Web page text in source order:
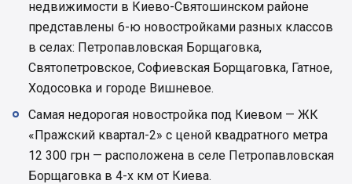
недвижимости в Киево-Святошинском районе
представлены 6-ю новостройками разных классов
в селах: Петропавловская Борщаговка,
Святопетровское, Софиевская Борщаговка, Гатное,
Ходосовка и городе Вишневое.
Самая недорогая новостройка под Киевом — ЖК
«Пражский квартал-2» с ценой квадратного метра
12 300 грн — расположена в селе Петропавловская
Борщаговка в 4-х км от Киева.